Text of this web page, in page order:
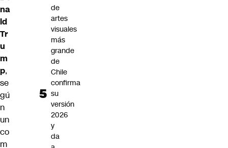
na
ld
Tr
u
m
p,
se
gú
n
un
co
m
de
artes
visuales
más
grande
de
Chile
confirma
su
versión
2026
y
da